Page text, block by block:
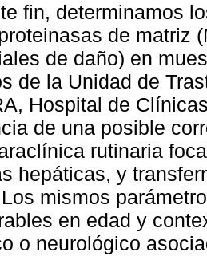
fin, determinamos
de matriz
de daño) en
de la Unidad de
Hospital de
de una posible
rutinaria
hepáticas, y
mismos
en edad y
o neurológico